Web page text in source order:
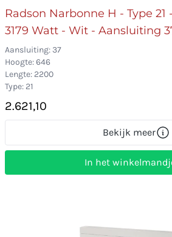
Radson Narbonne H - Type
3179 Watt - Wit - Aansluiting
Aansluiting: 37
Hoogte: 646
Lengte: 2200
Type: 21
2.621,10
Bekijk meer
In het